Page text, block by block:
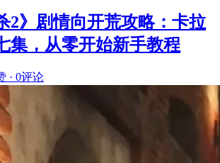
2》剧情向开荒攻略：卡拉
集，从零开始新手教程
· 0评论